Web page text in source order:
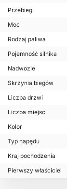
Przebieg
Moc
Rodzaj paliwa
Pojemność silnika
Nadwozie
Skrzynia biegów
Liczba drzwi
Liczba miejsc
Kolor
Typ napędu
Kraj pochodzenia
Pierwszy właściciel